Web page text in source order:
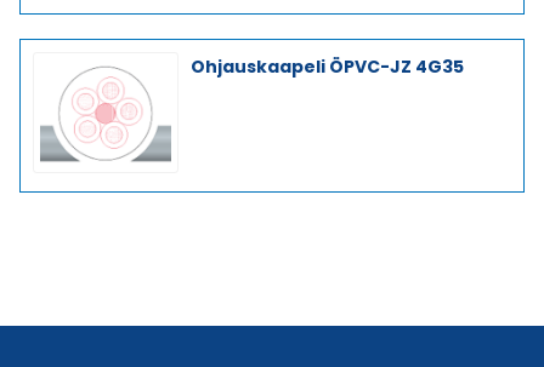
Ohjauskaapeli ÖPVC-JZ 4G35